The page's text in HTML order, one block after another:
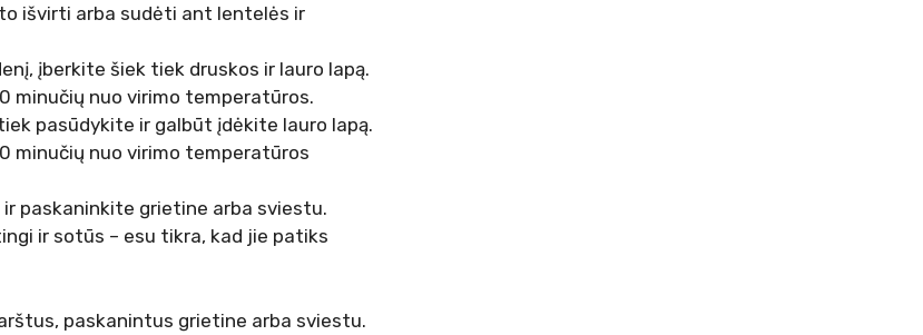
išvirti arba sudėti ant lentelės ir
įberkite šiek tiek druskos ir lauro lapą.
minučių nuo virimo temperatūros.
pasūdykite ir galbūt įdėkite lauro lapą.
minučių nuo virimo temperatūros
paskaninkite grietine arba sviestu.
ir sotūs – esu tikra, kad jie patiks
paskanintus grietine arba sviestu.